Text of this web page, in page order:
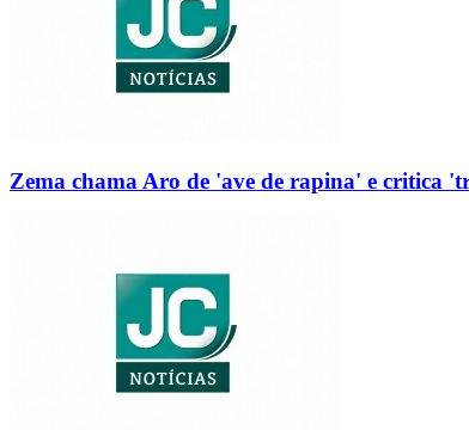
Zema chama Aro de 'ave de rapina' e critica